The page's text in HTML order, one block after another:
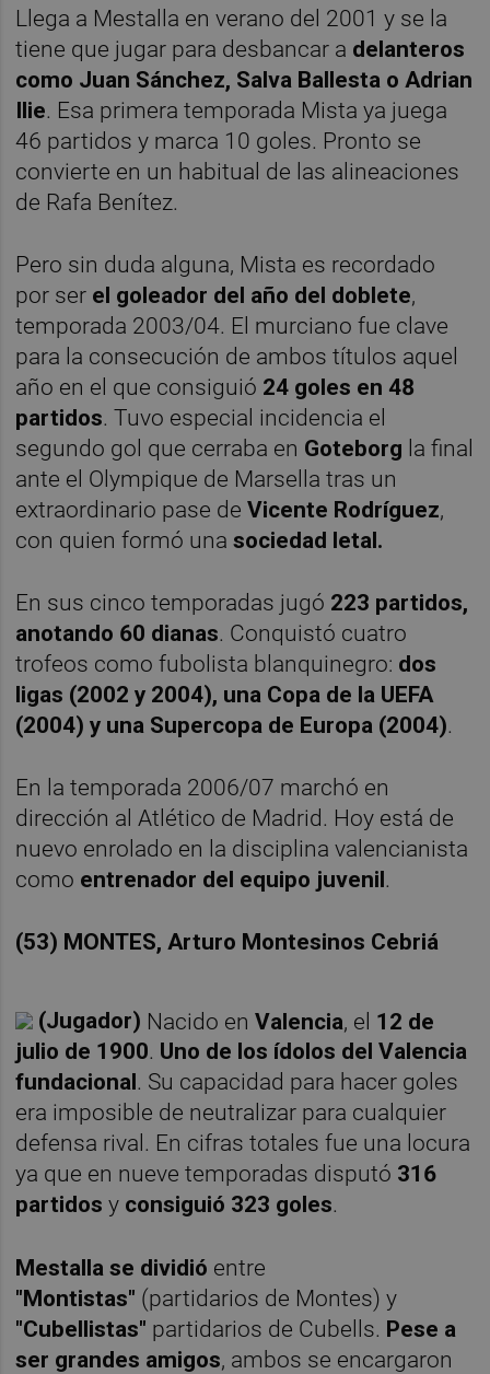
Llega a Mestalla en verano del 2001 y se la
tiene que jugar para desbancar a delanteros
como Juan Sánchez, Salva Ballesta o Adrian
Ilie. Esa primera temporada Mista ya juega
46 partidos y marca 10 goles. Pronto se
convierte en un habitual de las alineaciones
de Rafa Benítez.
Pero sin duda alguna, Mista es recordado
por ser el goleador del año del doblete,
temporada 2003/04. El murciano fue clave
para la consecución de ambos títulos aquel
año en el que consiguió 24 goles en 48
partidos. Tuvo especial incidencia el
segundo gol que cerraba en Goteborg la final
ante el Olympique de Marsella tras un
extraordinario pase deVicente Rodríguez,
con quien formó unasociedad letal.
En sus cinco temporadas jugó 223 partidos,
anotando 60 dianas. Conquistó cuatro
trofeos como fubolista blanquinegro: dos
ligas (2002 y 2004), una Copa de la UEFA
(2004) y una Supercopa de Europa (2004).
En la temporada 2006/07 marchó en
dirección al Atlético de Madrid. Hoy está de
nuevo enrolado en la disciplina valencianista
como entrenador del equipo juvenil.
(53) MONTES, Arturo Montesinos Cebriá
(Jugador) Nacido enValencia, el 12 de
julio de 1900. Uno de los ídolos del Valencia
fundacional. Su capacidad para hacer goles
era imposible de neutralizar para cualquier
defensa rival. En cifras totales fue una locura
ya que en nueve temporadas disputó 316
partidos y consiguió 323 goles.
Mestalla se dividió entre
"Montistas" (partidarios de Montes) y
"Cubellistas" partidarios de Cubells. Pese a
ser grandes amigos, ambos se encargaron